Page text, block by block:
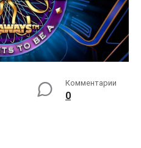
Комментарии
0